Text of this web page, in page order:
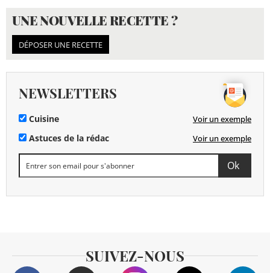
UNE NOUVELLE RECETTE ?
DÉPOSER UNE RECETTE
NEWSLETTERS
Cuisine Voir un exemple
Astuces de la rédac Voir un exemple
SUIVEZ-NOUS